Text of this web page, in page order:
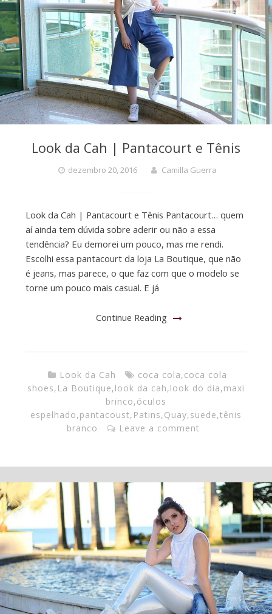
Look da Cah | Pantacourt e Tênis
dezembro 20, 2016 Camilla Guerra
Look da Cah | Pantacourt e Tênis Pantacourt… quem
aí ainda tem dúvida sobre aderir ou não a essa
tendência? Eu demorei um pouco, mas me rendi.
Escolhi essa pantacourt da loja La Boutique, que não
é jeans, mas parece, o que faz com que o modelo se
torne um pouco mais casual. E já
Continue Reading
Look da Cah coca cola,coca cola
shoes, La Boutique,look da cah,look do dia,maxi
brinco,óculos
espelhado,pantacoust, Patins,Quay,suede,tênis
branco
Leave a comment